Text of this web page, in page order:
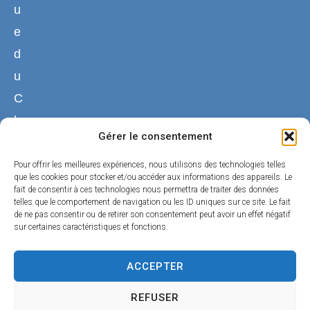
Gérer le consentement
Pour offrir les meilleures expériences, nous utilisons des technologies telles
que les cookies pour stocker et/ou accéder aux informations des appareils. Le
fait de consentir à ces technologies nous permettra de traiter des données
telles que le comportement de navigation ou les ID uniques sur ce site. Le fait
de ne pas consentir ou de retirer son consentement peut avoir un effet négatif
sur certaines caractéristiques et fonctions.
ACCEPTER
REFUSER
u
e
d
u
C
h
n
g
e
4
5
1